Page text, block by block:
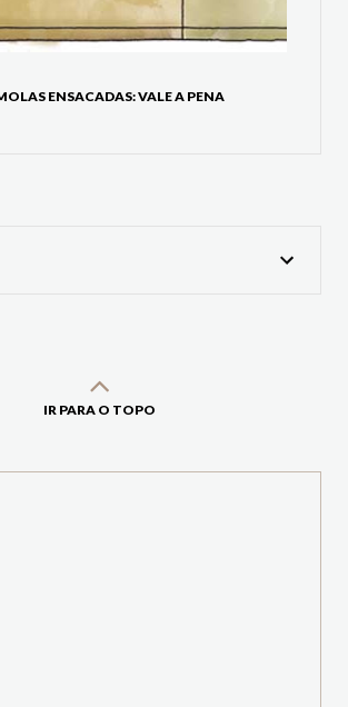
ENSACADAS: VALE A PENA
IR PARA O TOPO